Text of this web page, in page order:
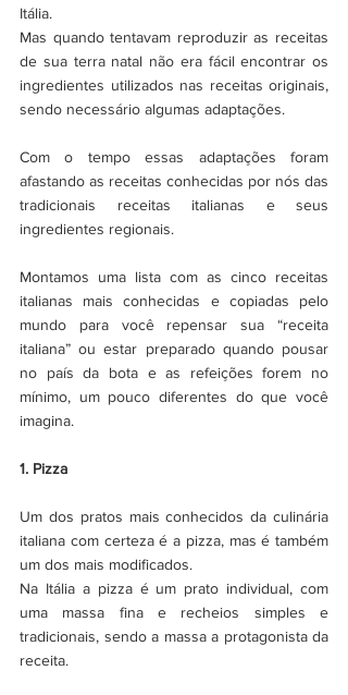
Itália.
Mas quando tentavam reproduzir as receitas
de sua terra natal não era fácil encontrar os
ingredientes utilizados nas receitas originais,
sendo necessário algumas adaptações.
Com o tempo essas adaptações foram
afastando as receitas conhecidas por nós das
tradicionais receitas italianas e seus
ingredientes regionais.
Montamos uma lista com as cinco receitas
italianas mais conhecidas e copiadas pelo
mundo para você repensar sua “receita
italiana” ou estar preparado quando pousar
no país da bota e as refeições forem no
mínimo, um pouco diferentes do que você
imagina.
1. Pizza
Um dos pratos mais conhecidos da culinária
italiana com certeza é a pizza, mas é também
um dos mais modificados.
Na Itália a pizza é um prato individual, com
uma massa fina e recheios simples e
tradicionais, sendo a massa a protagonista da
receita.